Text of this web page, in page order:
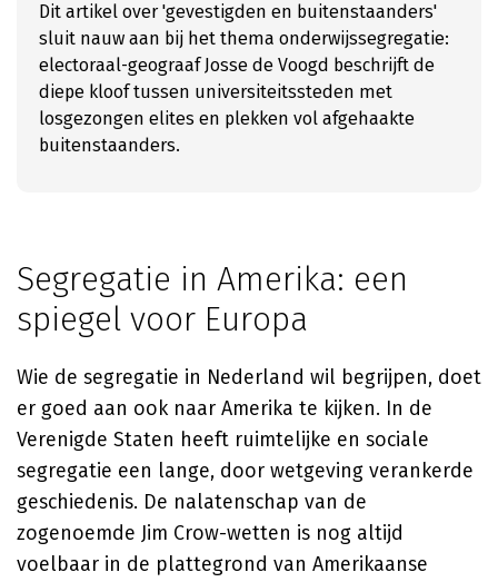
Dit artikel over 'gevestigden en buitenstaanders'
sluit nauw aan bij het thema onderwijssegregatie:
electoraal-geograaf Josse de Voogd beschrijft de
diepe kloof tussen universiteitssteden met
losgezongen elites en plekken vol afgehaakte
buitenstaanders.
Segregatie in Amerika: een
spiegel voor Europa
Wie de segregatie in Nederland wil begrijpen, doet
er goed aan ook naar Amerika te kijken. In de
Verenigde Staten heeft ruimtelijke en sociale
segregatie een lange, door wetgeving verankerde
geschiedenis. De nalatenschap van de
zogenoemde Jim Crow-wetten is nog altijd
voelbaar in de plattegrond van Amerikaanse